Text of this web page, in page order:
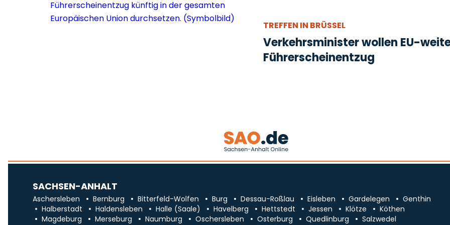
TREFFEN IN BRÜSSEL
Verkehrsminister wollen EU-
Führerscheinentzug
SACHSEN-ANHALT
Aschersleben Bernburg Bitterfeld-Wolfen Burg Dessau-Roßlau Eisleben Gardelegen
Genthin
Halberstadt
Haldensleben Halle (Saale) Havelberg Hettstedt Jessen Klötze
Köthen
Magdeburg
Merseburg Naumburg Oschersleben Osterburg Quedlinburg
Salzwedel